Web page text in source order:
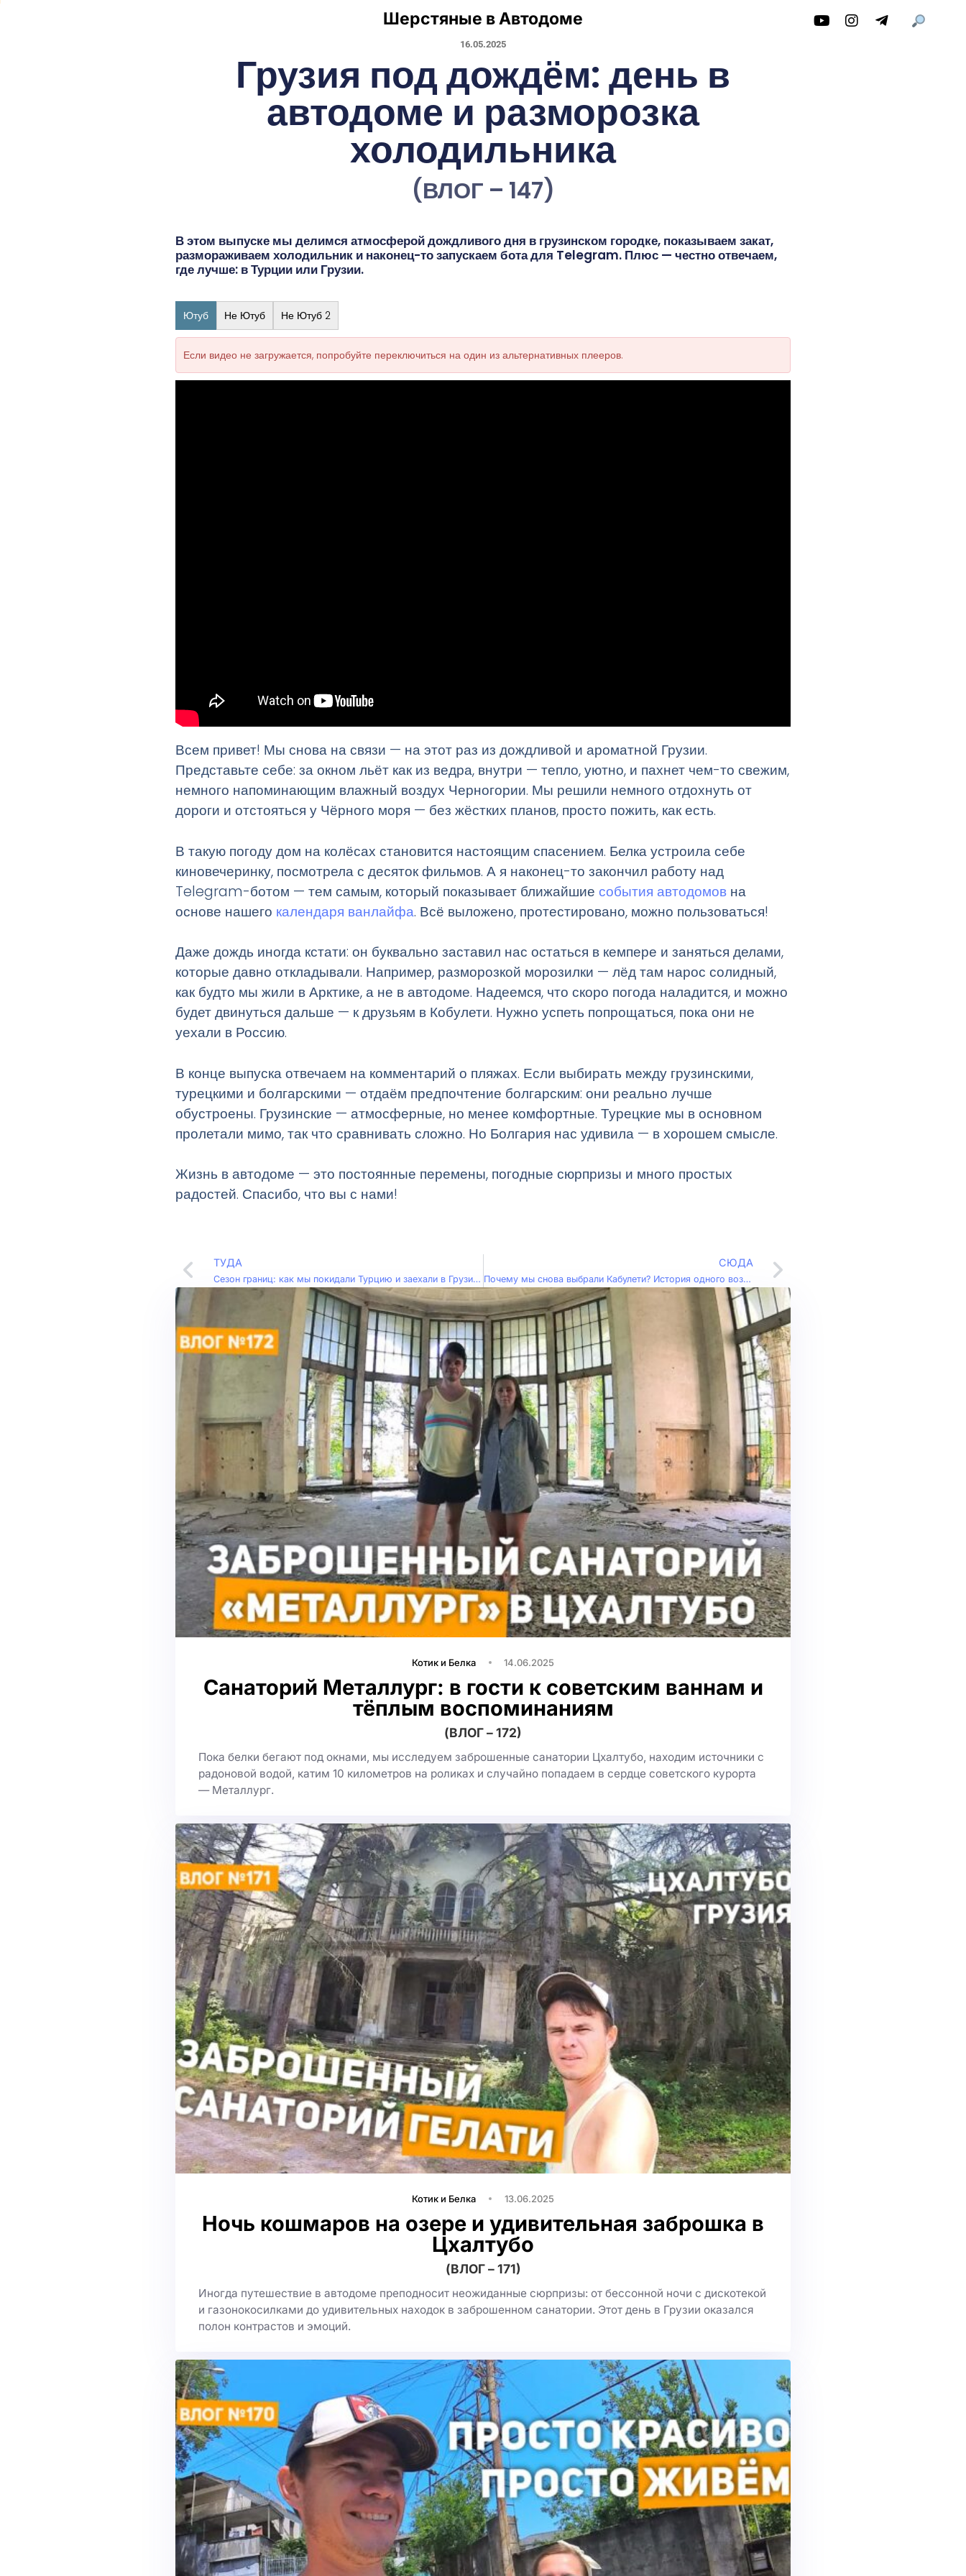
Шерстяные в Автодоме
16.05.2025
Грузия под дождём: день в
автодоме и разморозка
холодильника
(ВЛОГ – 147)
В этом выпуске мы делимся атмосферой дождливого дня в грузинском городке, показываем закат,
размораживаем холодильник и наконец-то запускаем бота для Telegram. Плюс — честно отвечаем,
где лучше: в Турции или Грузии.
Ютуб Не Ютуб Не Ютуб 2
Если видео не загружается, попробуйте переключиться на один из альтернативных плееров.
Всем привет! Мы снова на связи — на этот раз из дождливой и ароматной Грузии.
Представьте себе: за окном льёт как из ведра, внутри — тепло, уютно, и пахнет чем-то свежим,
немного напоминающим влажный воздух Черногории. Мы решили немного отдохнуть от
дороги и отстояться у Чёрного моря — без жёстких планов, просто пожить, как есть.
В такую погоду дом на колёсах становится настоящим спасением. Белка устроила себе
киновечеринку, посмотрела с десяток фильмов. А я наконец-то закончил работу над
Telegram-ботом — тем самым, который показывает ближайшие события автодомов на
основе нашего календаря ванлайфа. Всё выложено, протестировано, можно пользоваться!
Даже дождь иногда кстати: он буквально заставил нас остаться в кемпере и заняться делами,
которые давно откладывали. Например, разморозкой морозилки — лёд там нарос солидный,
как будто мы жили в Арктике, а не в автодоме. Надеемся, что скоро погода наладится, и можно
будет двинуться дальше — к друзьям в Кобулети. Нужно успеть попрощаться, пока они не
уехали в Россию.
В конце выпуска отвечаем на комментарий о пляжах. Если выбирать между грузинскими,
турецкими и болгарскими — отдаём предпочтение болгарским: они реально лучше
обустроены. Грузинские — атмосферные, но менее комфортные. Турецкие мы в основном
пролетали мимо, так что сравнивать сложно. Но Болгария нас удивила — в хорошем смысле.
Жизнь в автодоме — это постоянные перемены, погодные сюрпризы и много простых
радостей. Спасибо, что вы с нами!
ТУДА
Сезон границ: как мы покидали Турцию и заехали в Грузию (Влог – 146)
СЮДА
Почему мы снова выбрали Кабулети? История одного возвращения (Влог – 148)
Котик и Белка 14.06.2025
Санаторий Металлург: в гости к советским ваннам и
тёплым воспоминаниям
(ВЛОГ – 172)
Пока белки бегают под окнами, мы исследуем заброшенные санатории Цхалтубо, находим источники с
радоновой водой, катим 10 километров на роликах и случайно попадаем в сердце советского курорта
— Металлург.
Котик и Белка 13.06.2025
Ночь кошмаров на озере и удивительная заброшка в
Цхалтубо
(ВЛОГ – 171)
Иногда путешествие в автодоме преподносит неожиданные сюрпризы: от бессонной ночи с дискотекой
и газонокосилками до удивительных находок в заброшенном санатории. Этот день в Грузии оказался
полон контрастов и эмоций.